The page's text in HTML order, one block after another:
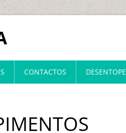
CONTACTOS DESENTOPE